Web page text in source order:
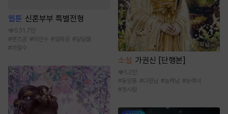
웹툰 신혼부부 특별전형
531.7만
#벤츠공 #미인수 #알파공 #달달물
#까칠수
소설 가권신 [단행본]
1.2만
#동양풍 #다정남 #능력남 #능력녀
#첫사랑